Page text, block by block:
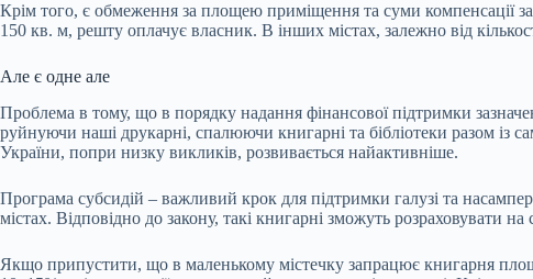
Крім того, є обмеження за площею приміщення та суми компенсації
150 кв. м, решту оплачує власник. В інших містах, залежно від
Але є одне але
Проблема в тому, що в порядку надання фінансової підтримки
руйнуючи наші друкарні, спалюючи книгарні та бібліотеки разом
України, попри низку викликів, розвивається найактивніше.
Програма субсидій – важливий крок для підтримки галузі та
містах. Відповідно до закону, такі книгарні зможуть
Якщо припустити, що в маленькому містечку запрацює книгарня